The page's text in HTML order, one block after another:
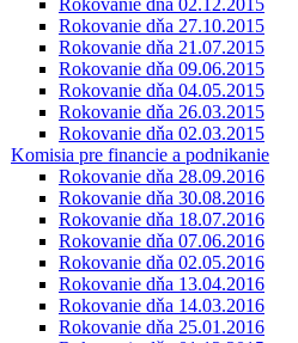
Rokovanie dňa 02.12.2015
Rokovanie dňa 27.10.2015
Rokovanie dňa 21.07.2015
Rokovanie dňa 09.06.2015
Rokovanie dňa 04.05.2015
Rokovanie dňa 26.03.2015
Rokovanie dňa 02.03.2015
Komisia pre financie a podnikanie
Rokovanie dňa 28.09.2016
Rokovanie dňa 30.08.2016
Rokovanie dňa 18.07.2016
Rokovanie dňa 07.06.2016
Rokovanie dňa 02.05.2016
Rokovanie dňa 13.04.2016
Rokovanie dňa 14.03.2016
Rokovanie dňa 25.01.2016